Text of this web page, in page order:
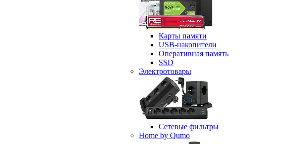
Карты памяти
USB-накопители
Оперативная память
SSD
Электротовары
Сетевые фильтры
Home by Qumo